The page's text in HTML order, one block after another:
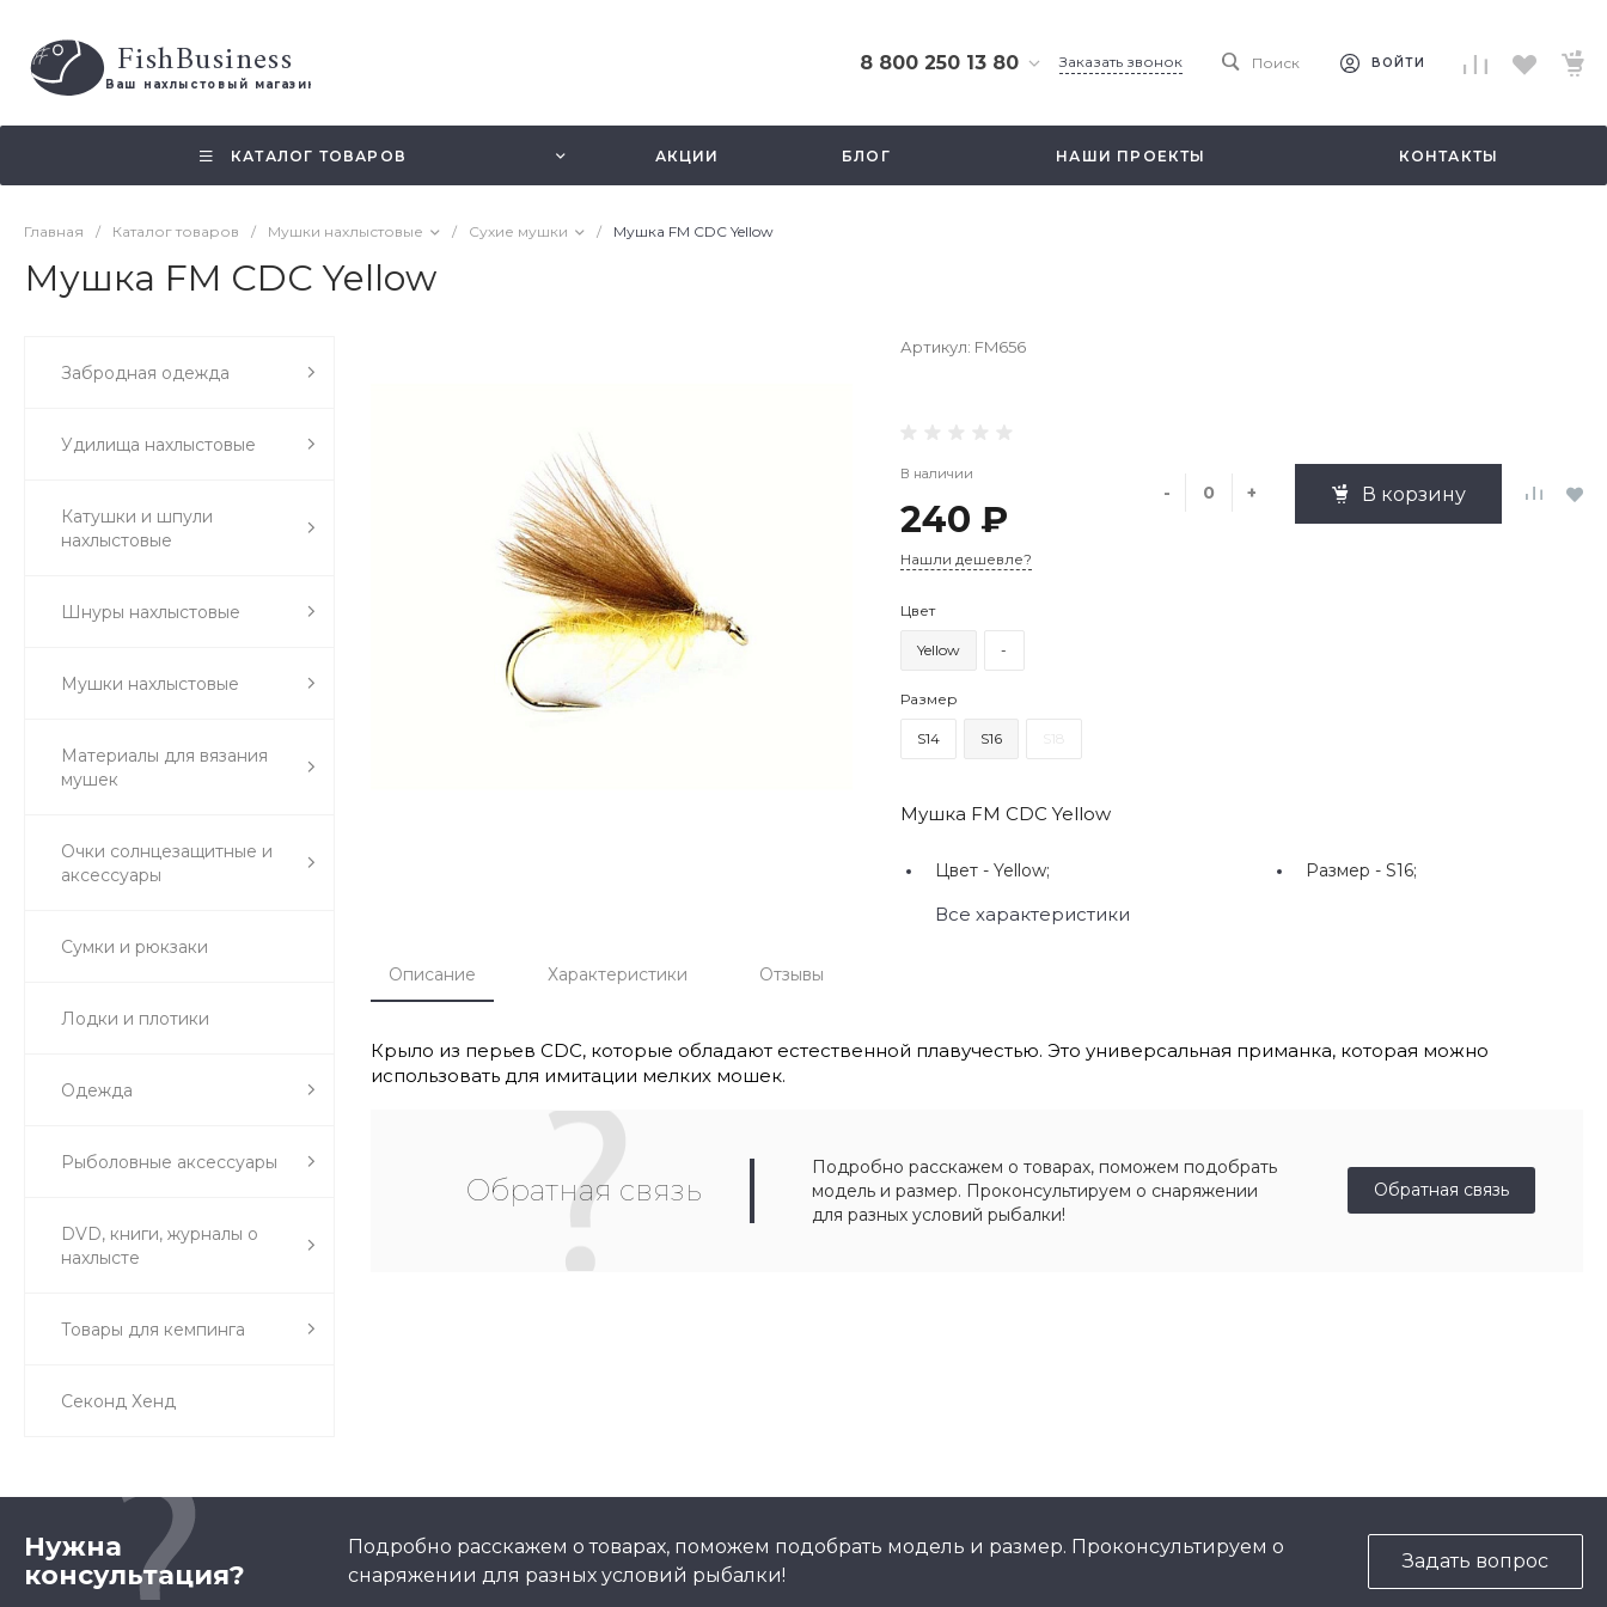
FishBusiness
Ваш нахлыстовый магазин
8 800 250 13 80
ул. Смольная 63б, этаж
2.5
Заказать звонок Поиск ВОЙТИ
КАТАЛОГ ТОВАРОВ АКЦИИ БЛОГ НАШИ ПРОЕКТЫ КОНТАКТЫ
Главная / Каталог товаров / Мушки нахлыстовые / Сухие мушки / Мушка FM CDC Yellow
Мушка FM CDC Yellow
Забродная одежда
Удилища нахлыстовые
Катушки и шпули
нахлыстовые
Шнуры нахлыстовые
Мушки нахлыстовые
Материалы для вязания
мушек
Очки солнцезащитные и
аксессуары
Сумки и рюкзаки
Лодки и плотики
Одежда
Рыболовные аксессуары
DVD, книги, журналы о
нахлысте
Товары для кемпинга
Секонд Хенд
Артикул: FM656
В наличии
240 ₽
- + В корзину
Нашли дешевле?
Цвет
Yellow -
Размер
S14 S16
Мушка FM CDC Yellow
Цвет - Yellow; Размер -S16;
Все характеристики
Описание Характеристики Отзывы
Крыло из перьев CDC, которые обладают естественной плавучестью. Это универсальная приманка, которая можно
использовать для имитации мелких мошек.
Обратная связь
Подробно расскажем о товарах, поможем подобрать
модель и размер. Проконсультируем о снаряжении
для разных условий рыбалки!
Обратная связь
Нужна
консультация?
Подробно расскажем о товарах, поможем подобрать модель и размер. Проконсультируем о
снаряжении для разных условий рыбалки!
Задать вопрос